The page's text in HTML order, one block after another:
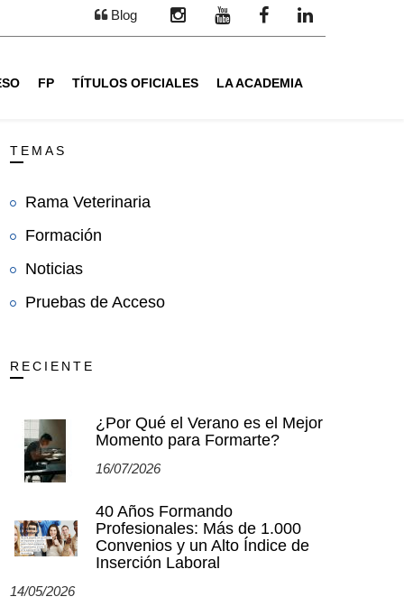
Blog
FP TÍTULOS OFICIALES LA ACADEMIA
TEMAS
Rama Veterinaria
Formación
Noticias
Pruebas de Acceso
RECIENTE
¿Por Qué el Verano es el Mejor
Momento para Formarte?
16/07/2026
40 Años Formando
Profesionales: Más de 1.000
Convenios y un Alto Índice de
Inserción Laboral
14/05/2026